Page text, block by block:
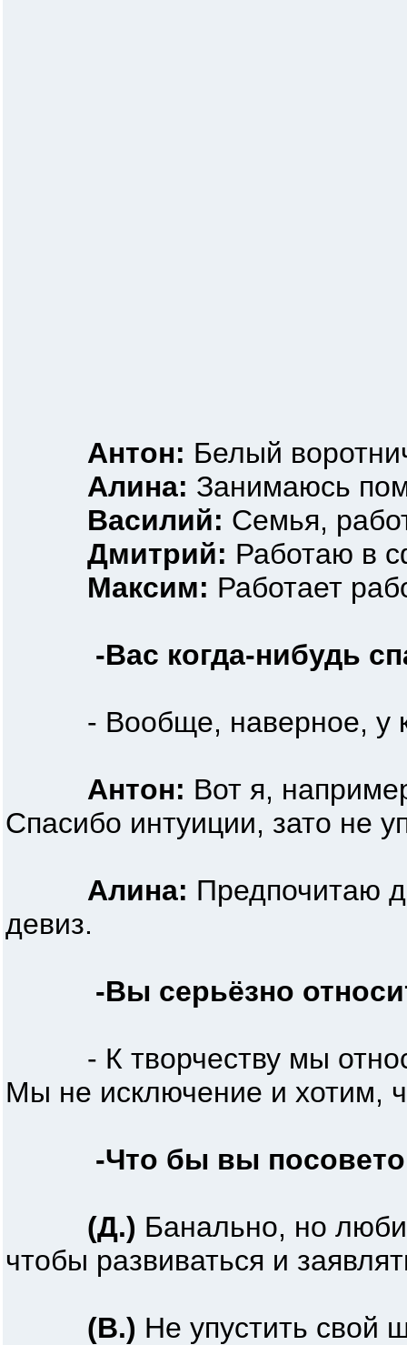
Антон: Белый
Алина: Занимаюсь
Василий: Семья,
Дмитрий: Работаю в
Максим: Работает
-Вас когда-нибудь
- Вообще, наверное, у
Антон: Вот я,
Спасибо интуиции, зато не
Алина: Предпочитаю
девиз.
-Вы серьёзно
- К творчеству мы
Мы не исключение и хотим,
-Что бы вы
(Д.) Банально, но
чтобы развиваться и
(В.) Не упустить свой